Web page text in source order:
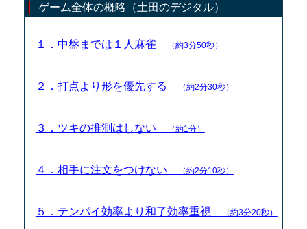
ゲーム全体の概略（土田のデジタル）
１．中盤までは１人麻雀 （約3分50秒）
２．打点より形を優先する （約2分30秒）
３．ツキの推測はしない （約1分）
４．相手に注文をつけない （約2分10秒）
５．テンパイ効率より和了効率重視 （約3分20秒）